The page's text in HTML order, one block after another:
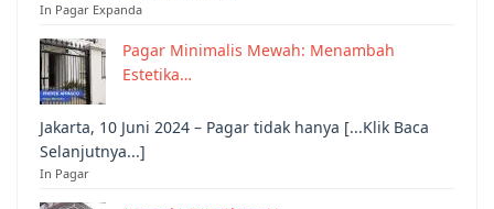
In Pagar Expanda
Pagar Minimalis Mewah: Menambah
Estetika…
Jakarta, 10 Juni 2024 – Pagar tidak hanya [...Klik Baca
Selanjutnya...]
In Pagar